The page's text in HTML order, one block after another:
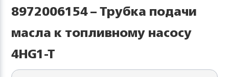
8972006154 – Трубка подачи
масла к топливному насосу
4HG1-T